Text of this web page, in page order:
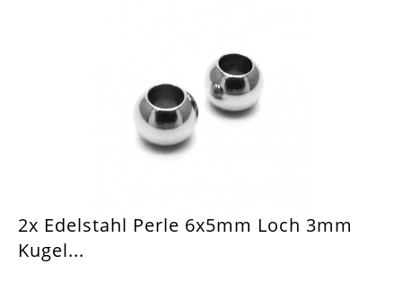
2x Edelstahl Perle 6x5mm Loch 3mm
Kugel...